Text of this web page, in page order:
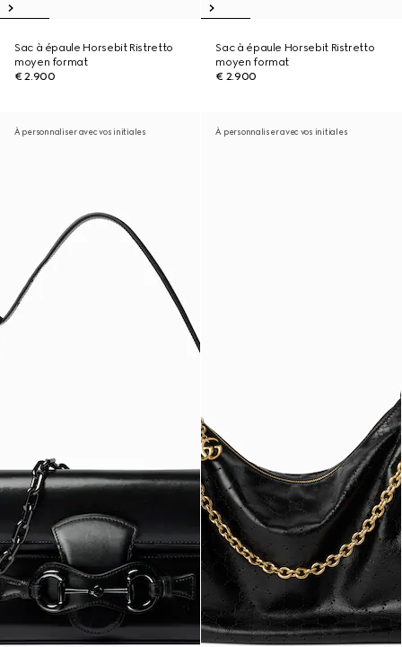
Sac à épaule Horsebit Ristretto
moyen format
€ 2.900
Sac à épaule Horsebit Ristretto
moyen format
€ 2.900
À personnaliser avec vos initiales À personnaliser avec vos initiales